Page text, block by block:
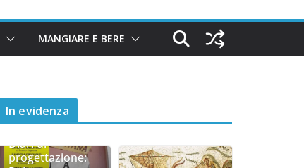
MANGIARE E BERE
In evidenza
Diari di
progettazione: